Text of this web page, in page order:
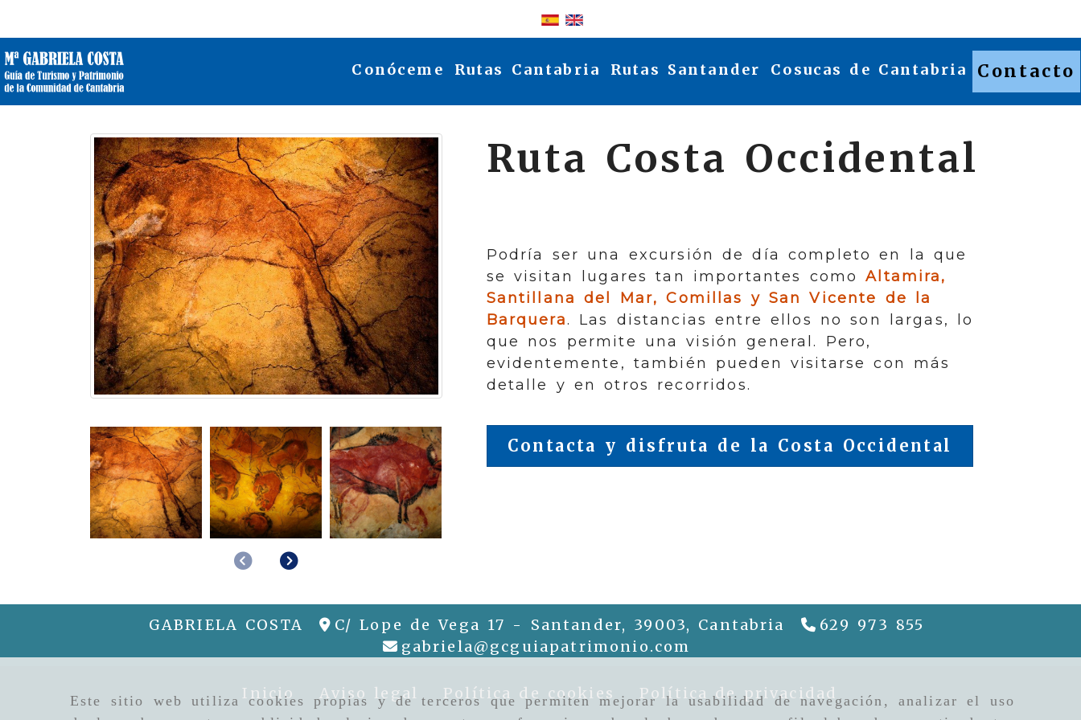
Este sitio web utiliza cookies propias y de terceros que permiten mejorar la usabilidad de navegación, analizar el uso
Identifícate
Conóceme Rutas Cantabria Rutas Santander Cosucas de Cantabria Contacto
AnteriorSiguiente
Ruta Costa Occidental
Podría ser una excursión de día completo en la que
se visitan lugares tan importantes comoAltamira,
Santillana del Mar, Comillas y San Vicente de la
Barquera. Las distancias entre ellos no son largas, lo
que nos permite una visión general. Pero,
evidentemente, también pueden visitarse con más
detalle y en otros recorridos.
Contacta y disfruta de la Costa Occidental
GABRIELA COSTA C/ Lope de Vega 17 - Santander, 39003, Cantabria
629 973 855
gabriela
gcguiapatrimonio.com
Inicio Aviso legal Política de cookies Política de privacidad